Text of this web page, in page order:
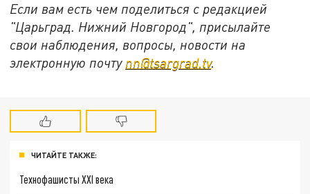
Если вам есть чем поделиться с редакцией
"Царьград. Нижний Новгород", присылайте
свои наблюдения, вопросы, новости на
электронную почту nn@tsargrad.tv.
ЧИТАЙТЕ ТАКЖЕ:
Технофашисты XXI века